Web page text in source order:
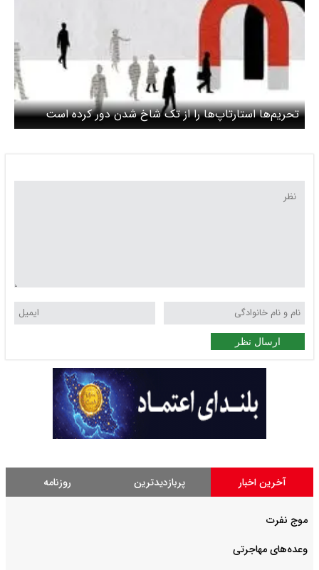
تحریم‌ها استارتاپ‌ها را از تک شاخ شدن دور کرده است
ارسال نظر
آخرین اخبار پربازدیدترین روزنامه
موج نفرت
وعده‌های مهاجرتی